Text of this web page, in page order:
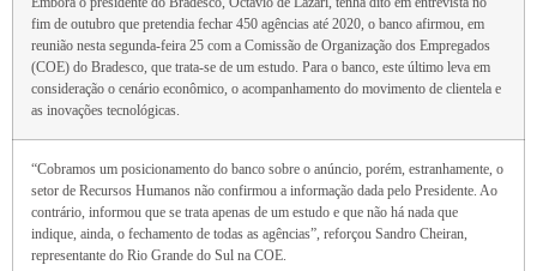
fim de outubro que pretendia fechar 450 agências até 2020, o banco afirmou, em
reunião nesta segunda-feira 25 com a Comissão de Organização dos Empregados
(COE) do Bradesco, que trata-se de um estudo. Para o banco, este último leva em
consideração o cenário econômico, o acompanhamento do movimento de clientela e
as inovações tecnológicas.
“Cobramos um posicionamento do banco sobre o anúncio, porém, estranhamente, o
setor de Recursos Humanos não confirmou a informação dada pelo Presidente. Ao
contrário, informou que se trata apenas de um estudo e que não há nada que
indique, ainda, o fechamento de todas as agências”, reforçou Sandro Cheiran,
representante do Rio Grande do Sul na COE.